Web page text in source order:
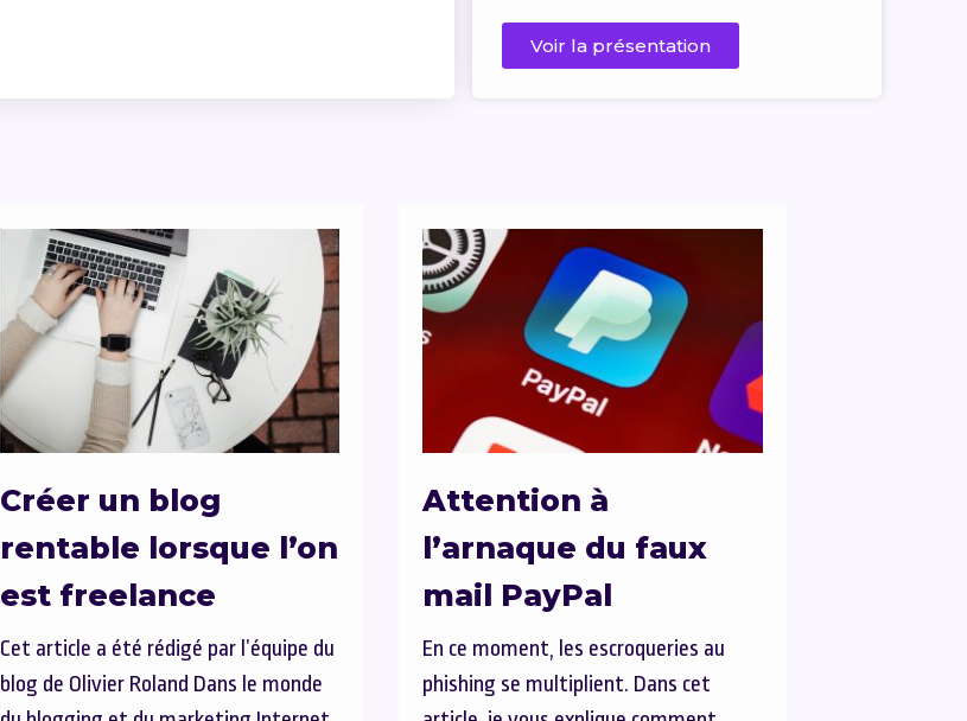
Voir la présentation
Créer un blog
rentable lorsque l’on
est freelance
Cet article a été rédigé par l’équipe du
blog de Olivier Roland Dans le monde
Attention à
l’arnaque du faux
mail PayPal
En ce moment, les escroqueries au
phishing se multiplient. Dans cet